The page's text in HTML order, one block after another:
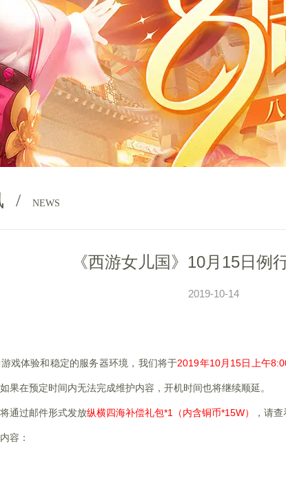
/ NEWS
《西游女儿国》10月15日例
2019-10-14
戏体验和稳定的服务器环境，我们将于2019年10月15日上午
果在预定时间内无法完成维护内容，开机时间也将继续顺延。
通过邮件形式发放纵横四海补偿礼包*1（内含铜币*15W） ，请
容：